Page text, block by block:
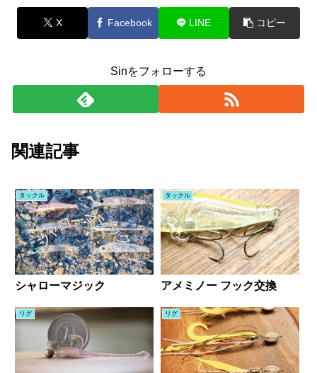
X Facebook LINE コピー
Sinをフォローする
関連記事
タックル
シャローマジック
タックル
アメミノー フック交換
リグ リグ